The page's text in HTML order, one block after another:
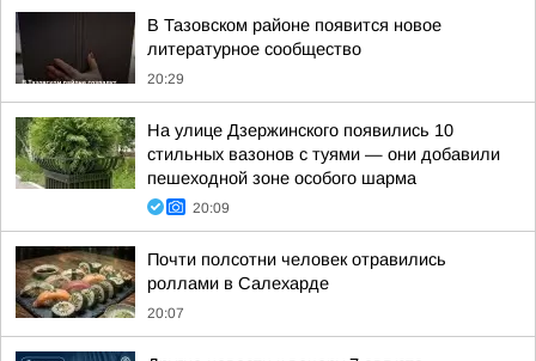
В Тазовском районе появится новое
литературное сообщество
20:29
На улице Дзержинского появились 10
стильных вазонов с туями — они добавили
пешеходной зоне особого шарма
20:09
Почти полсотни человек отравились
роллами в Салехарде
20:07